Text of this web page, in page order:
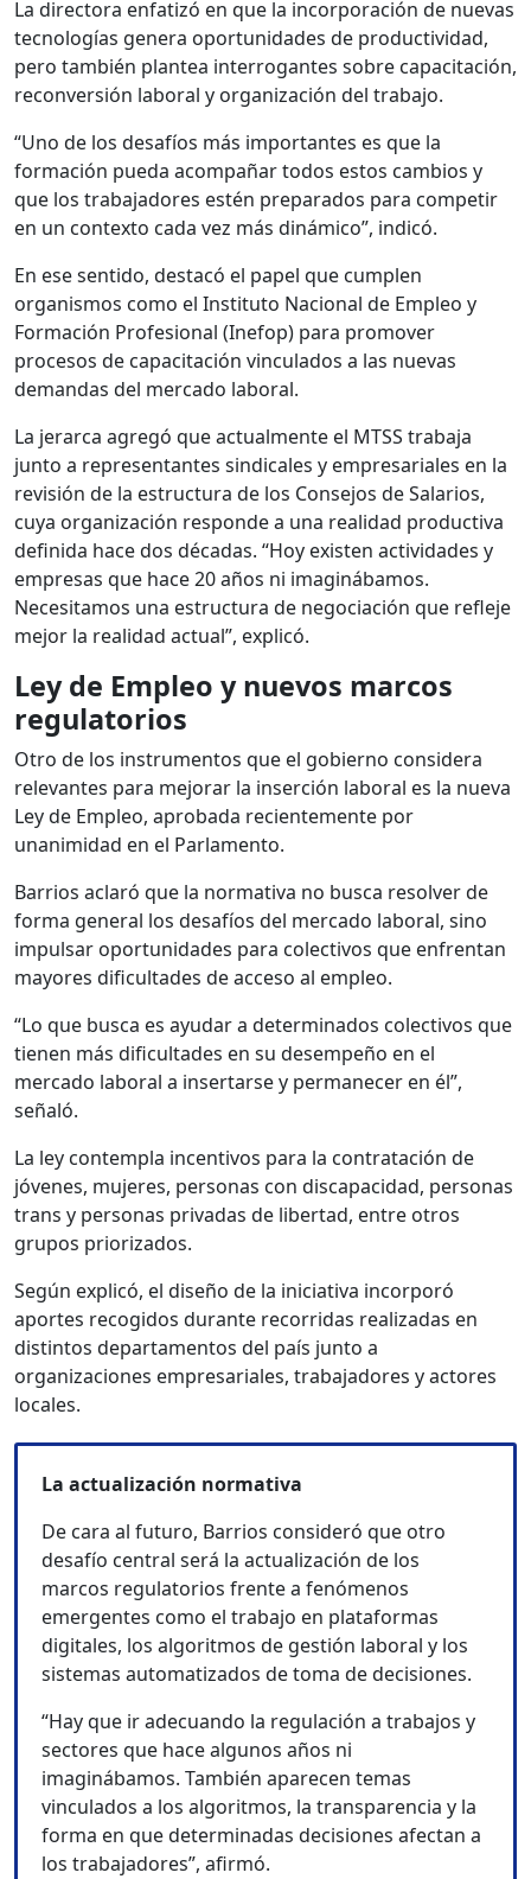
La directora enfatizó en que la incorporación de nuevas
tecnologías genera oportunidades de productividad,
pero también plantea interrogantes sobre capacitación,
reconversión laboral y organización del trabajo.
“Uno de los desafíos más importantes es que la
formación pueda acompañar todos estos cambios y
que los trabajadores estén preparados para competir
en un contexto cada vez más dinámico”, indicó.
En ese sentido, destacó el papel que cumplen
organismos como el Instituto Nacional de Empleo y
Formación Profesional (Inefop) para promover
procesos de capacitación vinculados a las nuevas
demandas del mercado laboral.
La jerarca agregó que actualmente el MTSS trabaja
junto a representantes sindicales y empresariales en la
revisión de la estructura de los Consejos de Salarios,
cuya organización responde a una realidad productiva
definida hace dos décadas. “Hoy existen actividades y
empresas que hace 20 años ni imaginábamos.
Necesitamos una estructura de negociación que refleje
mejor la realidad actual”, explicó.
Ley de Empleo y nuevos marcos
regulatorios
Otro de los instrumentos que el gobierno considera
relevantes para mejorar la inserción laboral es la nueva
Ley de Empleo, aprobada recientemente por
unanimidad en el Parlamento.
Barrios aclaró que la normativa no busca resolver de
forma general los desafíos del mercado laboral, sino
impulsar oportunidades para colectivos que enfrentan
mayores dificultades de acceso al empleo.
“Lo que busca es ayudar a determinados colectivos que
tienen más dificultades en su desempeño en el
mercado laboral a insertarse y permanecer en él”,
señaló.
La ley contempla incentivos para la contratación de
jóvenes, mujeres, personas con discapacidad, personas
trans y personas privadas de libertad, entre otros
grupos priorizados.
Según explicó, el diseño de la iniciativa incorporó
aportes recogidos durante recorridas realizadas en
distintos departamentos del país junto a
organizaciones empresariales, trabajadores y actores
locales.
La actualización normativa
De cara al futuro, Barrios consideró que otro
desafío central será la actualización de los
marcos regulatorios frente a fenómenos
emergentes como el trabajo en plataformas
digitales, los algoritmos de gestión laboral y los
sistemas automatizados de toma de decisiones.
“Hay que ir adecuando la regulación a trabajos y
sectores que hace algunos años ni
imaginábamos. También aparecen temas
vinculados a los algoritmos, la transparencia y la
forma en que determinadas decisiones afectan a
los trabajadores”, afirmó.